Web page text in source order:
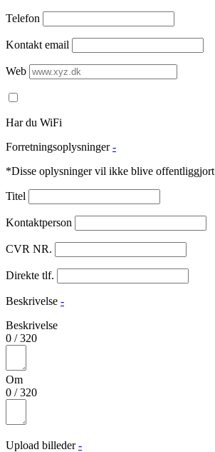
Telefon
Kontakt email
Web
Har du WiFi
Forretningsoplysninger -
*Disse oplysninger vil ikke blive offentliggjort
Titel
Kontaktperson
CVR NR.
Direkte tlf.
Beskrivelse -
Beskrivelse
0 /320
Om
0 /320
Upload billeder -